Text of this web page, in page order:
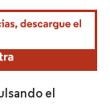
CC BY 4.0.
el